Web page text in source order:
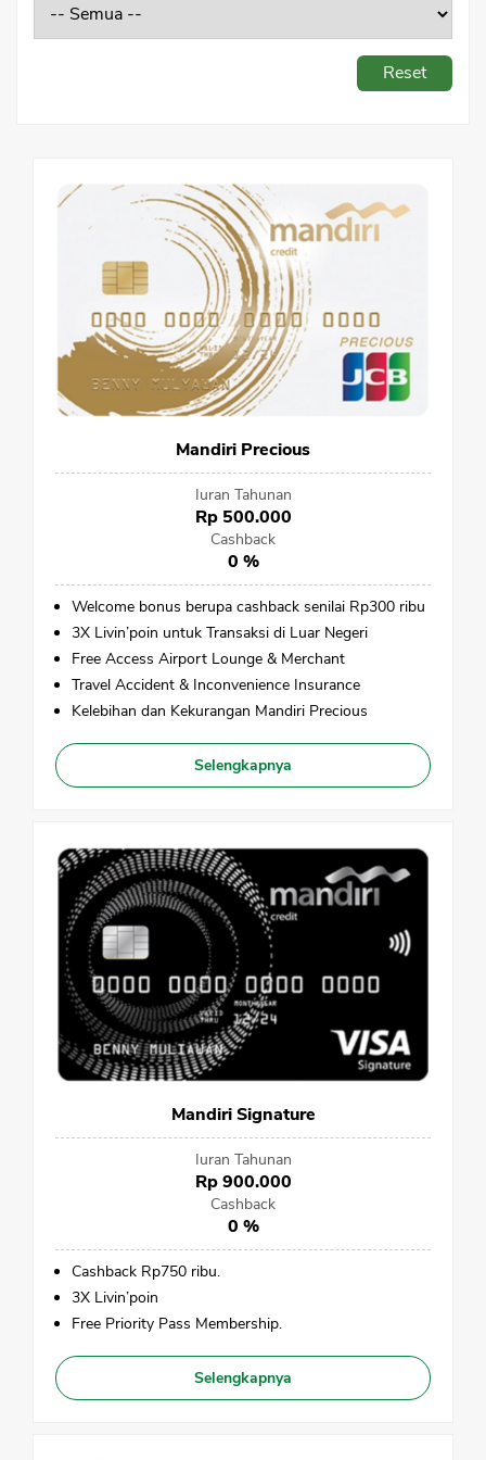
Sekuritas Saham
Asuransi
Asuransi Jiwa
Asuransi Kesehatan
Asuransi Syariah
Reset
Mandiri Precious
Iuran Tahunan
Rp 500.000
Cashback
0 %
Welcome bonus berupa cashback senilai Rp300 ribu
3X Livin’poin untuk Transaksi di Luar Negeri
Free Access Airport Lounge & Merchant
Travel Accident & Inconvenience Insurance
Kelebihan dan Kekurangan Mandiri Precious
Selengkapnya
Mandiri Signature
Iuran Tahunan
Rp 900.000
Cashback
0 %
Cashback Rp750 ribu.
3X Livin’poin
Free Priority Pass Membership.
Selengkapnya